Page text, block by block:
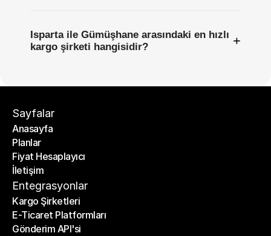
Isparta ile Gümüşhane arasındaki en hızlı
kargo şirketi hangisidir?
+
Sayfalar
Anasayfa
Anasayfa
Planlar
Planlar
Fiyat Hesaplayıcı
Fiyat Hesaplayıcı
İletişim
İletişim
Entegrasyonlar
Kargo Şirketleri
Kargo Şirketleri
E-Ticaret Platformları
E-Ticaret Platformları
Gönderim API'si